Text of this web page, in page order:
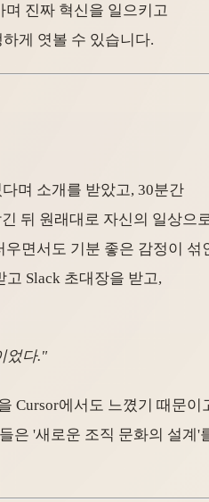
진짜 혁신을 일으키고
게 엿볼 수 있습니다.
며 소개를 받았고, 30분간
뒤 원래대로 자신의 일상으
면서도 기분 좋은 감정이 섞
Slack 초대장을 받고,
었다."
Cursor에서도 느꼈기 때문이
은 '새로운 조직 문화의 설계'